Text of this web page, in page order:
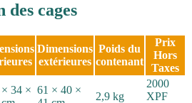
cages
Dimensions
extérieures
Poids du
contenant
Prix
Hors
Taxes
34 × 61 × 40 ×
2,9 kg
2000
XPF